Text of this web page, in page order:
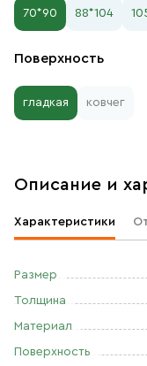
70*90 88*104
Поверхность
гладкая ковчег
Описание и
Характеристики
Размер
Толщина
Материал
Поверхность